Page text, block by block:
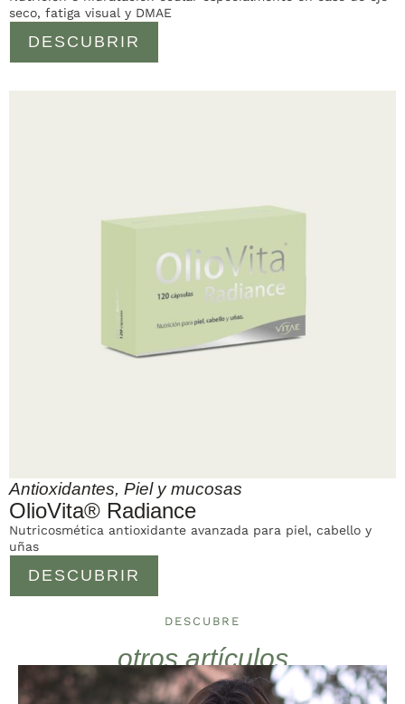
DESCUBRIR
seco, fatiga visual y DMAE
Antioxidantes, Piel y mucosas
OlioVita® Radiance
DESCUBRIR
Nutricosmética antioxidante avanzada para piel, cabello y
uñas
DESCUBRE
otros artículos